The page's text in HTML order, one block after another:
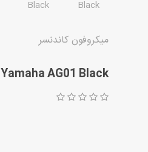
میکروفون کاندنسر
Yamaha AG01 Black